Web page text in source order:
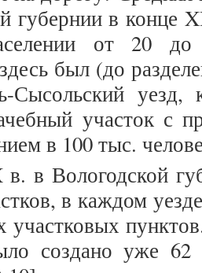
губернии в конце
от 20
был (до
Сысольский уезд,
участок с
в 100 тыс.
в Вологодской
в каждом
участковых
создано уже 62